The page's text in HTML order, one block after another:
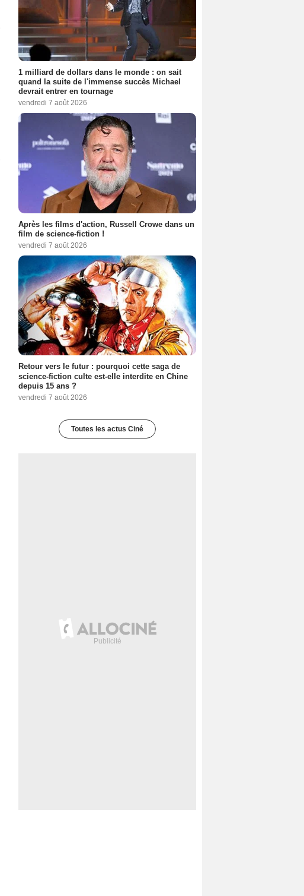
1 milliard de dollars dans le monde : on sait
quand la suite de l'immense succès Michael
devrait entrer en tournage
vendredi 7 août 2026
Après les films d'action, Russell Crowe dans un
film de science-fiction !
vendredi 7 août 2026
Retour vers le futur : pourquoi cette saga de
science-fiction culte est-elle interdite en Chine
depuis 15 ans ?
vendredi 7 août 2026
Toutes les actus Ciné